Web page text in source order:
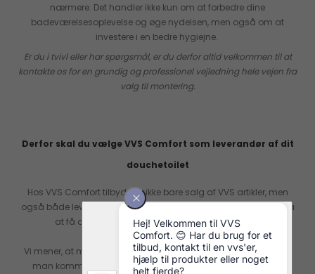
nærmere. Det handler ikke kun om at forbedre dine
badeværelsesoplevelse og øge nydelsen, men også om at
investere i en bedre hygiejne.
Er du i tvivl eller har spørgsmål, er du derfor altid velkommen til at
kontakte os for en grundig og professionel vejledning hele vejen fra
valg til montering.
Derfor skal du vælge VVS Comfort som leverandør af dit
douchetoilet
Hos VVS Comfort tilbyder vi ikke bare salg af VVS artikler, men
også både levering og montering, så du kan være helt sikker på
at få det allerbedste ud af dit nye douchetoilet.
Vi mener, at man kommer langt med de rigtige produkter, men
man kommer helt i mål med en professionel vejledning og